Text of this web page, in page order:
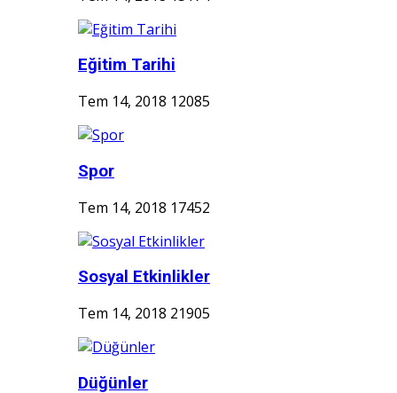
Eğitim Tarihi
Tem 14, 2018 12085
Spor
Tem 14, 2018 17452
Sosyal Etkinlikler
Tem 14, 2018 21905
Düğünler